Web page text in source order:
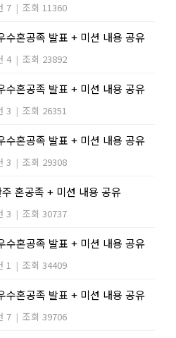
7 | 조회 11360
수혼공족 발표 + 미션 내용 공유
4 | 조회 23892
수혼공족 발표 + 미션 내용 공유
3 | 조회 26351
수혼공족 발표 + 미션 내용 공유
3 | 조회 29308
혼공족 + 미션 내용 공유
3 | 조회 30737
수혼공족 발표 + 미션 내용 공유
1 | 조회 34409
수혼공족 발표 + 미션 내용 공유
7 | 조회 39706